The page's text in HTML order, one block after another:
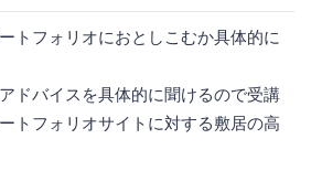
トフォリオにおとしこむか具体的に
ドバイスを具体的に聞けるので受講
トフォリオサイトに対する敷居の高